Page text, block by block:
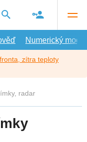
Numerický model
zítra teploty
radar